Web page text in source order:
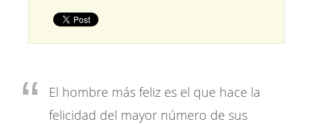
El hombre más feliz es el que hace la
felicidad del mayor número de sus